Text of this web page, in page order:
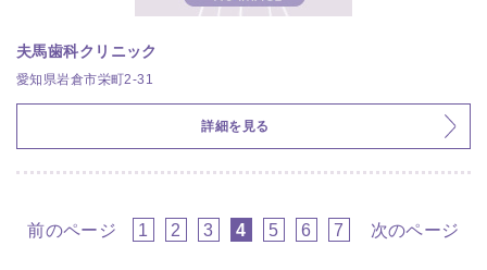
夫馬歯科クリニック
愛知県岩倉市栄町2-31
詳細を見る
前のページ 1 2 3 4 5 6 7 次のページ